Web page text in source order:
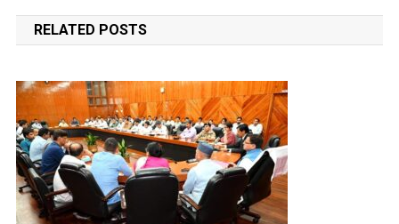
navigation
RELATED POSTS